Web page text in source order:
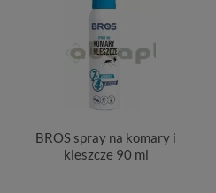
BROS spray na komary i
kleszcze 90 ml